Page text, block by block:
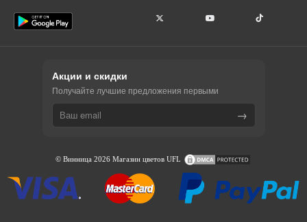
Акции и скидки
Получайте лучшие предложения первыми
→
© Винница 2026 Магазин цветов UFL